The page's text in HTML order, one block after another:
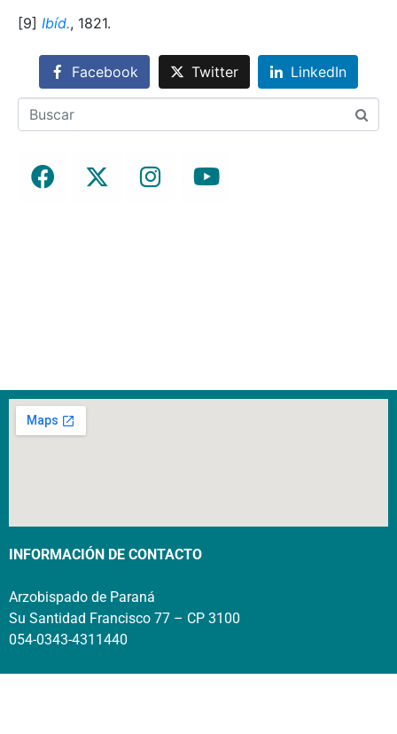
[9] Ibíd., 1821.
Facebook Twitter LinkedIn
INFORMACIÓN DE CONTACTO
Arzobispado de Paraná
Su Santidad Francisco 77 – CP 3100
054-0343-4311440